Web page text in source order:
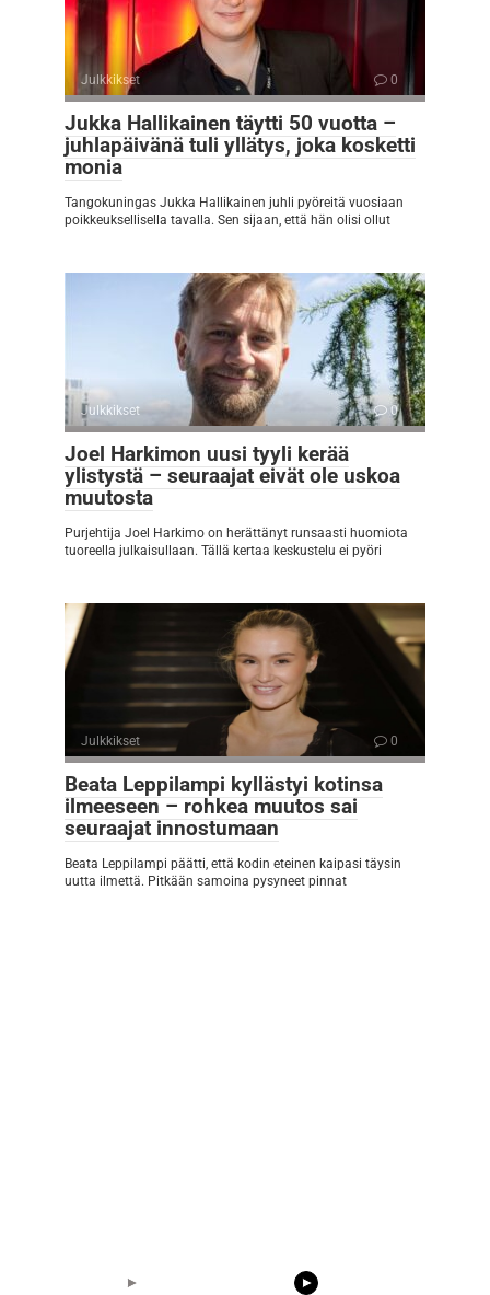
Julkkikset 0
Jukka Hallikainen täytti 50 vuotta –
juhlapäivänä tuli yllätys, joka kosketti
monia
Tangokuningas Jukka Hallikainen juhli pyöreitä vuosiaan
poikkeuksellisella tavalla. Sen sijaan, että hän olisi ollut
Julkkikset 0
Joel Harkimon uusi tyyli kerää
ylistystä – seuraajat eivät ole uskoa
muutosta
Purjehtija Joel Harkimo on herättänyt runsaasti huomiota
tuoreella julkaisullaan. Tällä kertaa keskustelu ei pyöri
Julkkikset 0
Beata Leppilampi kyllästyi kotinsa
ilmeeseen – rohkea muutos sai
seuraajat innostumaan
Beata Leppilampi päätti, että kodin eteinen kaipasi täysin
uutta ilmettä. Pitkään samoina pysyneet pinnat